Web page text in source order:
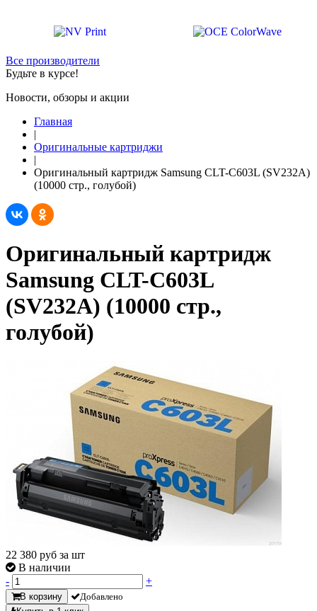
Все производители
Будьте в курсе!
Новости, обзоры и акции
Главная
|
Оригинальные картриджи
|
Оригинальный картридж Samsung CLT-C603L (SV232A)
(10000 стр., голубой)
Оригинальный картридж
Samsung CLT-C603L
(SV232A) (10000 стр.,
голубой)
22 380 руб за шт
В наличии
-
+
В корзину
Добавлено